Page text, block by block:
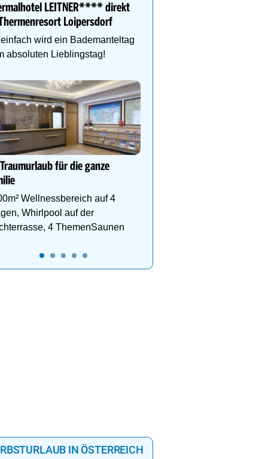
LEITNER**** direkt
Loipersdorf
wird ein Bademanteltag
absoluten Lieblingstag!
Traumurlaub für die ganze
Wellnessbereich auf 4
Whirlpool auf der
4 ThemenSaunen
IN ÖSTERREICH